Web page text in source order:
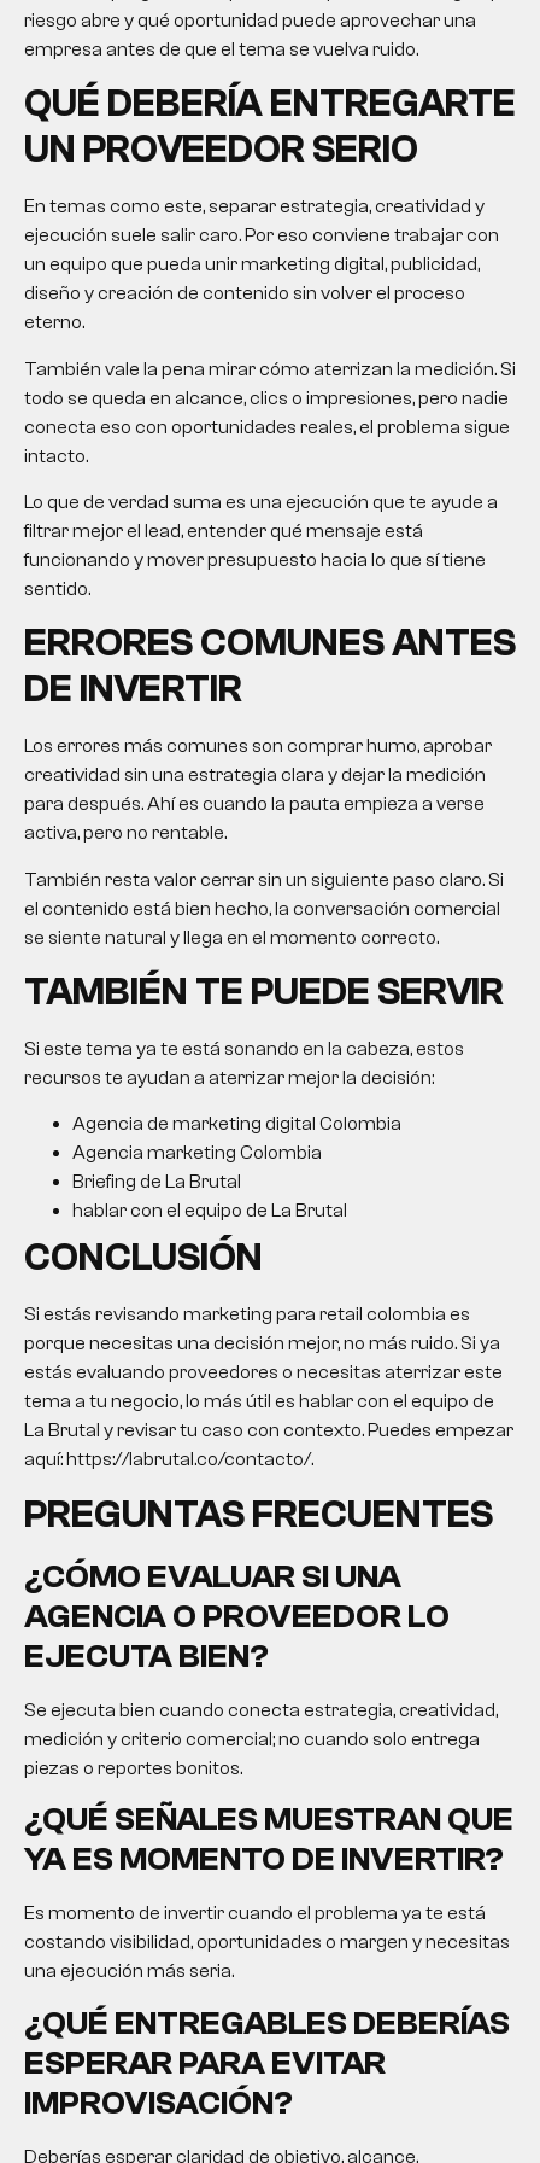
riesgo abre y qué oportunidad puede aprovechar una
empresa antes de que el tema se vuelva ruido.
QUÉ DEBERÍA ENTREGARTE
UN PROVEEDOR SERIO
En temas como este, separar estrategia, creatividad y
ejecución suele salir caro. Por eso conviene trabajar con
un equipo que pueda unir marketing digital, publicidad,
diseño y creación de contenido sin volver el proceso
eterno.
También vale la pena mirar cómo aterrizan la medición. Si
todo se queda en alcance, clics o impresiones, pero nadie
conecta eso con oportunidades reales, el problema sigue
intacto.
Lo que de verdad suma es una ejecución que te ayude a
filtrar mejor el lead, entender qué mensaje está
funcionando y mover presupuesto hacia lo que sí tiene
sentido.
ERRORES COMUNES ANTES
DE INVERTIR
Los errores más comunes son comprar humo, aprobar
creatividad sin una estrategia clara y dejar la medición
para después. Ahí es cuando la pauta empieza a verse
activa, pero no rentable.
También resta valor cerrar sin un siguiente paso claro. Si
el contenido está bien hecho, la conversación comercial
se siente natural y llega en el momento correcto.
TAMBIÉN TE PUEDE SERVIR
Si este tema ya te está sonando en la cabeza, estos
recursos te ayudan a aterrizar mejor la decisión:
Agencia de marketing digital Colombia
Agencia marketing Colombia
Briefing de La Brutal
hablar con el equipo de La Brutal
CONCLUSIÓN
Si estás revisando marketing para retail colombia es
porque necesitas una decisión mejor, no más ruido. Si ya
estás evaluando proveedores o necesitas aterrizar este
tema a tu negocio, lo más útil es hablar con el equipo de
La Brutal y revisar tu caso con contexto. Puedes empezar
aquí: https://labrutal.co/contacto/.
PREGUNTAS FRECUENTES
¿CÓMO EVALUAR SI UNA
AGENCIA O PROVEEDOR LO
EJECUTA BIEN?
Se ejecuta bien cuando conecta estrategia, creatividad,
medición y criterio comercial; no cuando solo entrega
piezas o reportes bonitos.
¿QUÉ SEÑALES MUESTRAN QUE
YA ES MOMENTO DE INVERTIR?
Es momento de invertir cuando el problema ya te está
costando visibilidad, oportunidades o margen y necesitas
una ejecución más seria.
¿QUÉ ENTREGABLES DEBERÍAS
ESPERAR PARA EVITAR
IMPROVISACIÓN?
Deberías esperar claridad de objetivo, alcance,